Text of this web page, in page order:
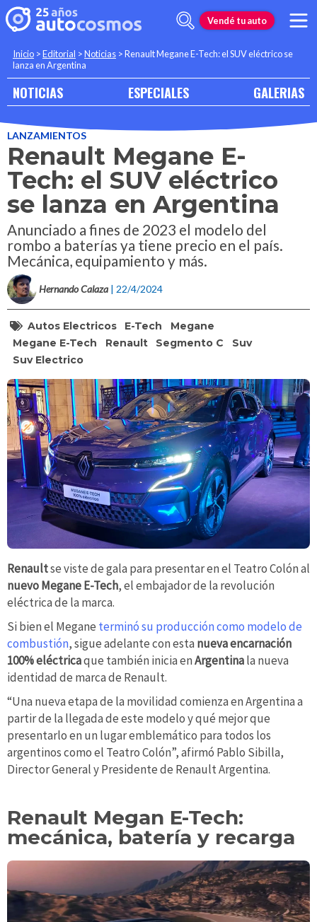
Vendé tu auto
Inicio >Editorial >Noticias >Renault Megane E-Tech: el SUV eléctrico se
lanza en Argentina
NOTICIAS ESPECIALES GALERIAS
LANZAMIENTOS
Renault Megane E-
Tech: el SUV eléctrico
se lanza en Argentina
Anunciado a fines de 2023 el modelo del
rombo a baterías ya tiene precio en el país.
Mecánica, equipamiento y más.
Hernando Calaza | 22/4/2024
Autos Electricos E-Tech
Megane
Megane E-Tech
Renault Segmento C
Suv
Suv Electrico
Renaultse viste de gala para presentar en el Teatro Colón al
nuevo Megane E-Tech, el embajador de la revolución
eléctrica de la marca.
Si bien el Megane terminó su producción como modelo de
combustión, sigue adelante con esta nueva encarnación
100% eléctricaque también inicia enArgentinala nueva
identidad de marca de Renault.
“Una nueva etapa de la movilidad comienza en Argentina a
partir de la llegada de este modelo y qué mejor que
presentarlo en un lugar emblemático para todos los
argentinos como el Teatro Colón”, afirmó Pablo Sibilla,
Director General y Presidente de Renault Argentina.
Renault Megan E-Tech:
mecánica, batería y recarga